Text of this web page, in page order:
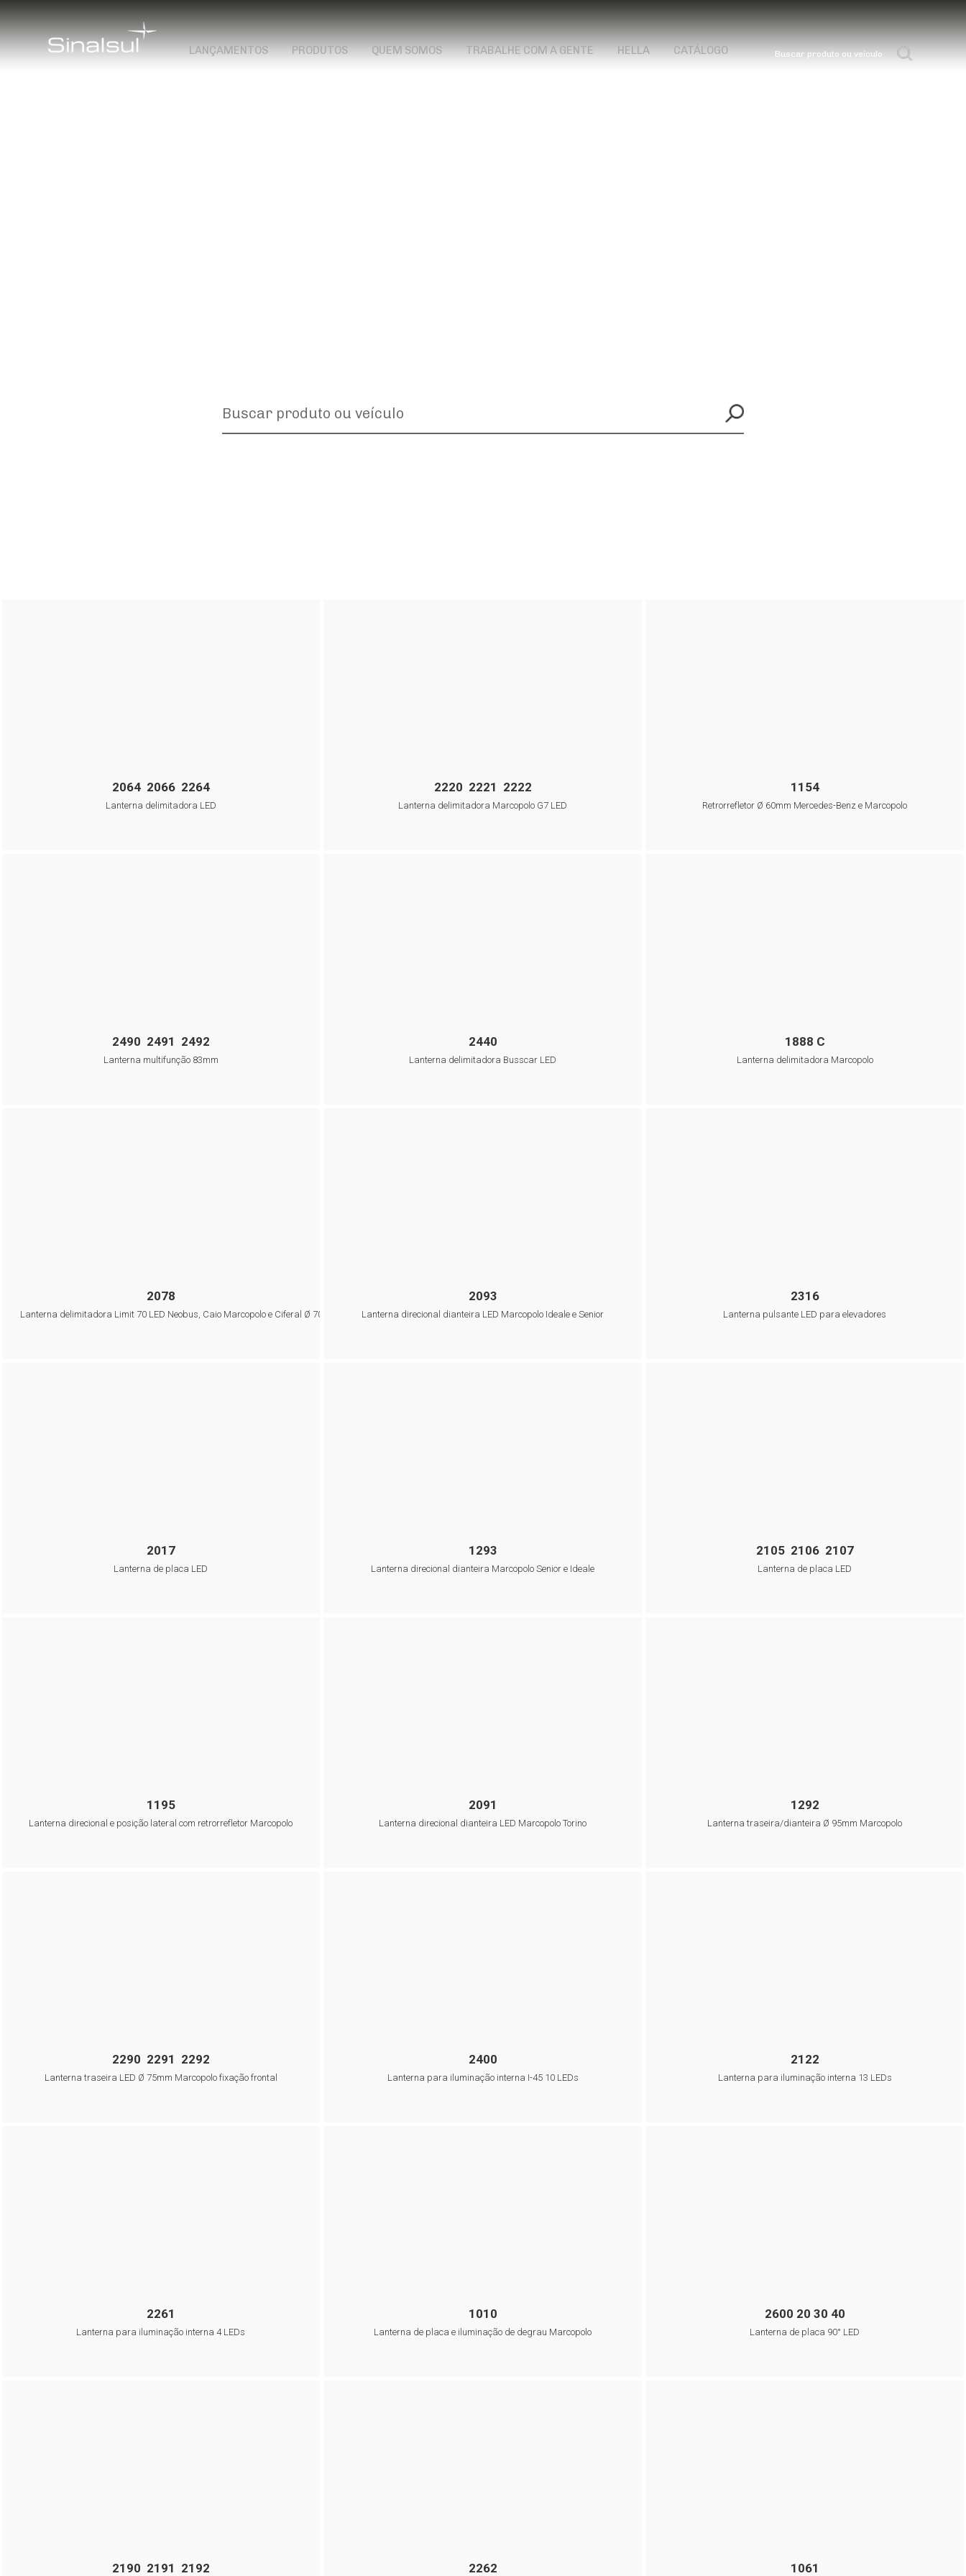
LANÇAMENTOS PRODUTOS QUEM SOMOS TRABALHE COM A GENTE HELLA CATÁLOGO Buscar produto ou veículo
2064 2066 2264
Lanterna delimitadora LED
2220 2221 2222
Lanterna delimitadora Marcopolo G7 LED
1154
Retrorrefletor Ø 60mm Mercedes-Benz e Marcopolo
2490 2491 2492
Lanterna multifunção 83mm
2440
Lanterna delimitadora Busscar LED
1888 C
Lanterna delimitadora Marcopolo
2078
Lanterna delimitadora Limit 70 LED Neobus, Caio Marcopolo e Ciferal Ø 70mm
2093
Lanterna direcional dianteira LED Marcopolo Ideale e Senior
2316
Lanterna pulsante LED para elevadores
2017
Lanterna de placa LED
1293
Lanterna direcional dianteira Marcopolo Senior e Ideale
2105 2106 2107
Lanterna de placa LED
1195
Lanterna direcional e posição lateral com retrorrefletor Marcopolo
2091
Lanterna direcional dianteira LED Marcopolo Torino
1292
Lanterna traseira/dianteira Ø 95mm Marcopolo
2290 2291 2292
Lanterna traseira LED Ø 75mm Marcopolo fixação frontal
2400
Lanterna para iluminação interna I-45 10 LEDs
2122
Lanterna para iluminação interna 13 LEDs
2261
Lanterna para iluminação interna 4 LEDs
1010
Lanterna de placa e iluminação de degrau Marcopolo
2600 20 30 40
Lanterna de placa 90° LED
2190 2191 2192 2262 1061